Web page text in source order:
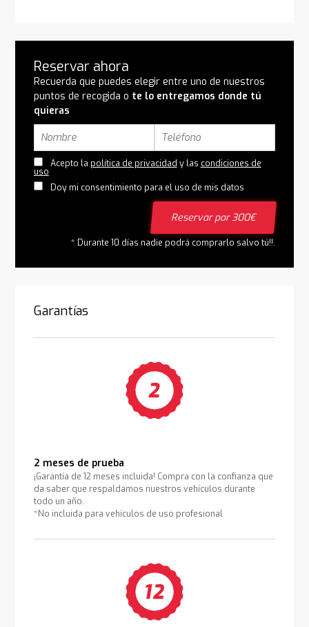
Reservar ahora
Recuerda que puedes elegir entre uno de nuestros
puntos de recogida o te lo entregamos donde tú
quieras
Acepto la política de privacidad y las condiciones de
uso
Doy mi consentimiento para el uso de mis datos
Reservar por 300€
* Durante 10 días nadie podrá comprarlo salvo tú!!.
Garantías
2 meses de prueba
¡Garantía de 12 meses incluida! Compra con la confianza que
da saber que respaldamos nuestros vehículos durante
todo un año.
*No incluida para vehículos de uso profesional